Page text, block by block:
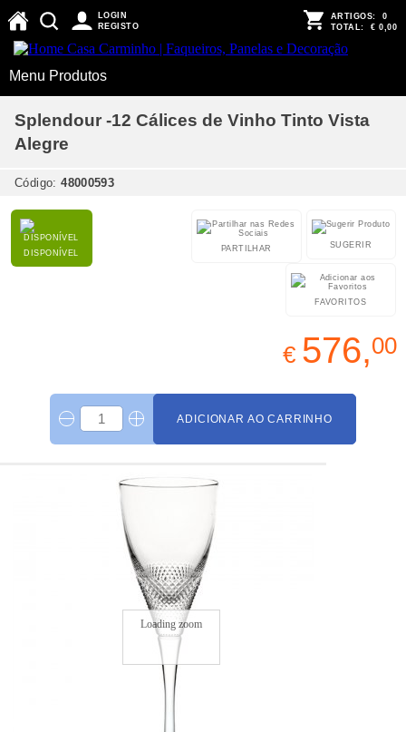
LOGIN
REGISTO
ARTIGOS: 0
TOTAL: € 0,00
Menu Produtos
Splendour -12 Cálices de Vinho Tinto Vista
Alegre
Código:48000593
DISPONÍVEL
SUGERIR
PARTILHAR
FAVORITOS
€ 576,00
ADICIONAR AO CARRINHO
Loading zoom